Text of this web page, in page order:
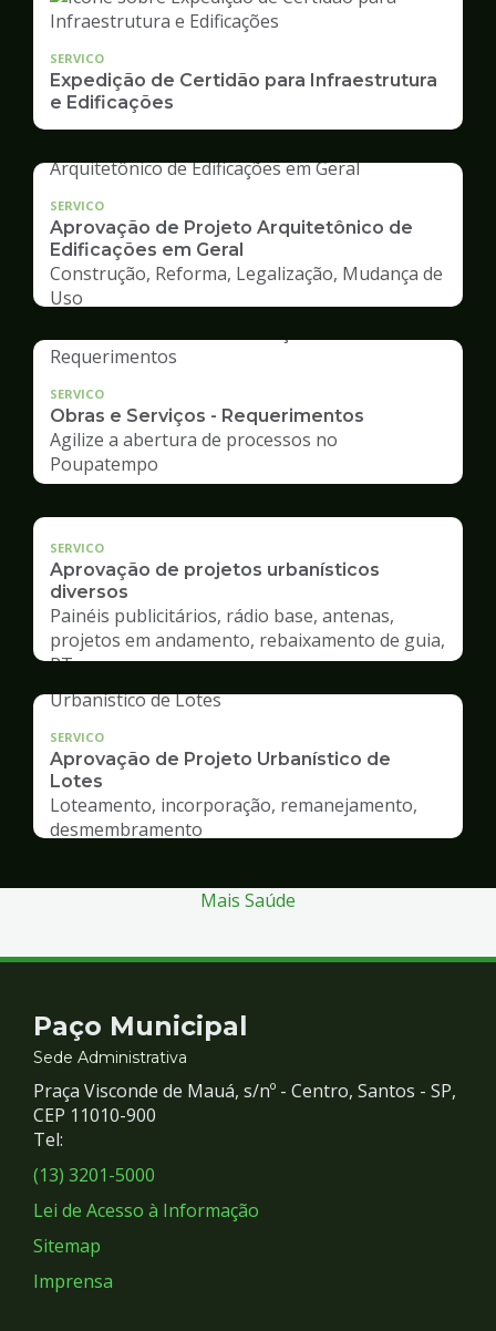
SERVICO
Expedição de Certidão para Infraestrutura
e Edificações
SERVICO
Aprovação de Projeto Arquitetônico de
Edificações em Geral
Construção, Reforma, Legalização, Mudança de
Uso
SERVICO
Obras e Serviços - Requerimentos
Agilize a abertura de processos no
Poupatempo
SERVICO
Aprovação de projetos urbanísticos
diversos
Painéis publicitários, rádio base, antenas,
projetos em andamento, rebaixamento de guia,
RT
SERVICO
Aprovação de Projeto Urbanístico de
Lotes
Loteamento, incorporação, remanejamento,
desmembramento
Mais Saúde
Contato
e
Redes
Sociais
Paço Municipal
Sede Administrativa
Praça Visconde de Mauá, s/nº - Centro, Santos - SP,
CEP 11010-900
Tel:
(13) 3201-5000
Lei de Acesso à Informação
Sitemap
Imprensa